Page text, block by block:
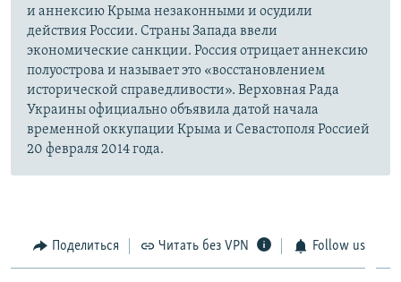
и аннексию Крыма незаконными и осудили
действия России. Страны Запада ввели
экономические санкции. Россия отрицает аннексию
полуострова и называет это «восстановлением
исторической справедливости». Верховная Рада
Украины официально объявила датой начала
временной оккупации Крыма и Севастополя Россией
20 февраля 2014 года.
Поделиться Читать без VPN Follow us